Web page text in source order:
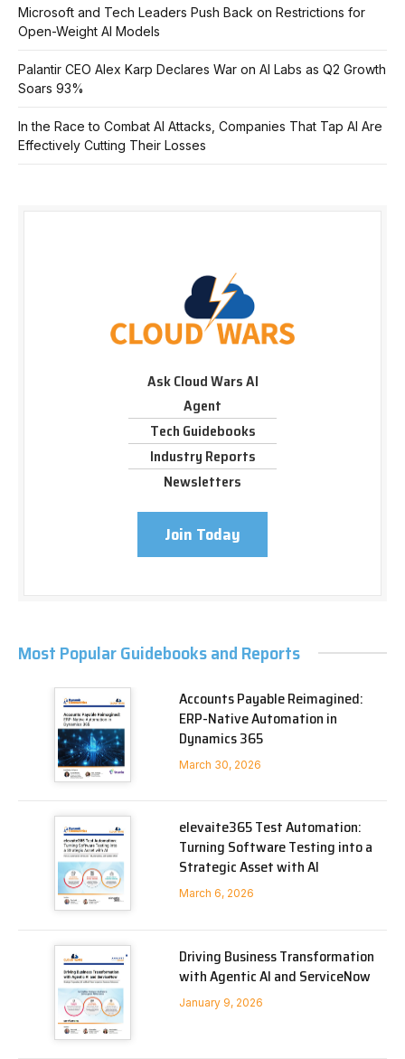
Microsoft and Tech Leaders Push Back on Restrictions for
Open-Weight AI Models
Palantir CEO Alex Karp Declares War on AI Labs as Q2 Growth
Soars 93%
In the Race to Combat AI Attacks, Companies That Tap AI Are
Effectively Cutting Their Losses
Ask Cloud Wars AI
Agent
Tech Guidebooks
Industry Reports
Newsletters
Join Today
Most Popular Guidebooks and Reports
Accounts Payable Reimagined:
ERP-Native Automation in
Dynamics 365
March 30, 2026
elevaite365 Test Automation:
Turning Software Testing into a
Strategic Asset with AI
March 6, 2026
Driving Business Transformation
with Agentic AI and ServiceNow
January 9, 2026